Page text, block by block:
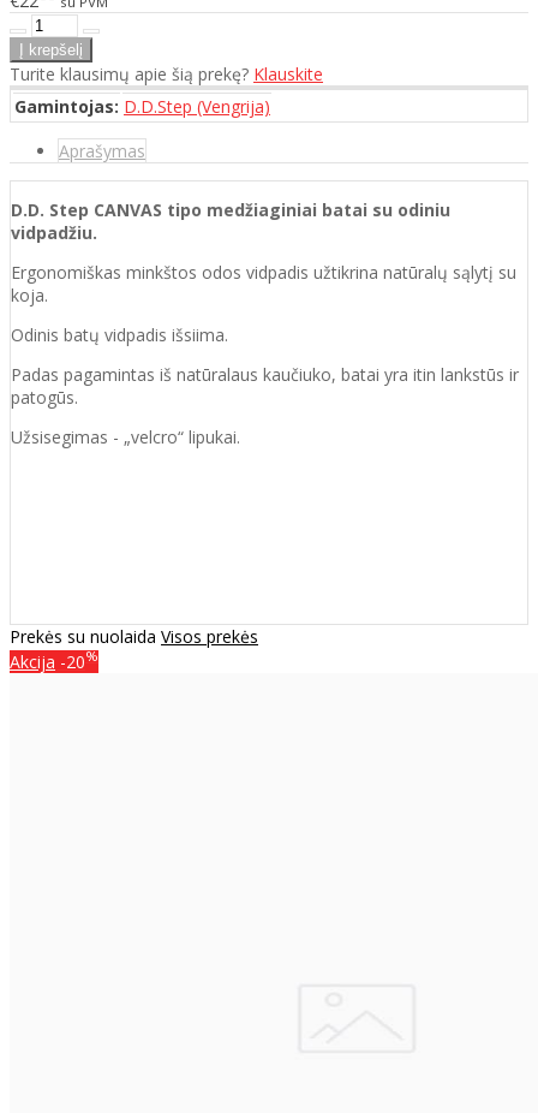
Turite klausimų apie šią prekę? Klauskite
Gamintojas: D.D.Step (Vengrija)
Aprašymas
D.D. Step CANVAS tipo medžiaginiai batai su odiniu
vidpadžiu.
Ergonomiškas minkštos odos vidpadis užtikrina natūralų sąlytį su
koja.
Odinis batų vidpadis išsiima.
Padas pagamintas iš natūralaus kaučiuko, batai yra itin lankstūs ir
patogūs.
Užsisegimas - „velcro“ lipukai.
Prekės su nuolaida Visos prekės
Akcija -20%